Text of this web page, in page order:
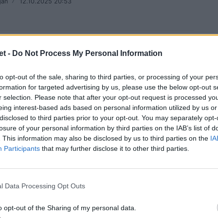
- Do Not Process My Personal Information
opt-out of the sale, sharing to third parties, or processing of your
for targeted advertising by us, please use the below opt-out
selection. Please note that after your opt-out request is processed
interest-based ads based on personal information utilized by us
to third parties prior to your opt-out. You may separately
of your personal information by third parties on the IAB’s list of
This information may also be disclosed by us to third parties on the
Participants that may further disclose it to other third parties.
Data Processing Opt Outs
opt-out of the Sharing of my personal data.
formazioni posticipi, a Rovigo la
ex di Bruno
i Lyons di cui è stato bandiera. In Vicenza-Petrarca
11.10.2025 21:45
Elite: Valorugby esordio da incorniciare,